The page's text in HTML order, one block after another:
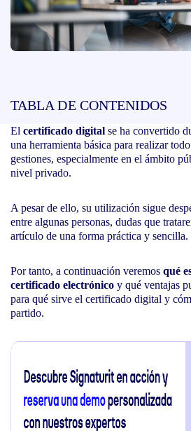
TABLA DE CONTENIDOS
El certificado digital se ha convertido
una herramienta básica para realizar
gestiones, especialmente en el ámbito
nivel privado.
A pesar de ello, su utilización sigue
entre algunas personas, dudas que
artículo de una forma práctica y sencilla.
Por tanto, a continuación veremos qué
certificado electrónico y qué ventajas
para qué sirve el certificado digital y
partido.